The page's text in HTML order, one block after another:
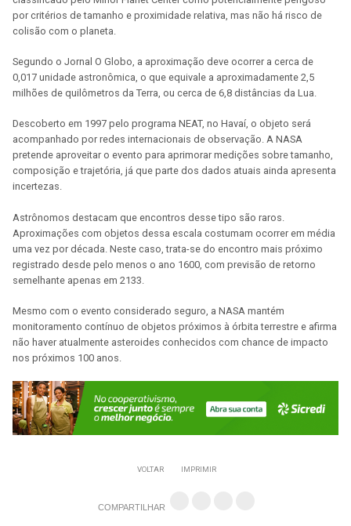
por critérios de tamanho e proximidade relativa, mas não há risco de
colisão com o planeta.
Segundo o Jornal O Globo, a aproximação deve ocorrer a cerca de
0,017 unidade astronômica, o que equivale a aproximadamente 2,5
milhões de quilômetros da Terra, ou cerca de 6,8 distâncias da Lua.
Descoberto em 1997 pelo programa NEAT, no Havaí, o objeto será
acompanhado por redes internacionais de observação. A NASA
pretende aproveitar o evento para aprimorar medições sobre tamanho,
composição e trajetória, já que parte dos dados atuais ainda apresenta
incertezas.
Astrônomos destacam que encontros desse tipo são raros.
Aproximações com objetos dessa escala costumam ocorrer em média
uma vez por década. Neste caso, trata-se do encontro mais próximo
registrado desde pelo menos o ano 1600, com previsão de retorno
semelhante apenas em 2133.
Mesmo com o evento considerado seguro, a NASA mantém
monitoramento contínuo de objetos próximos à órbita terrestre e afirma
não haver atualmente asteroides conhecidos com chance de impacto
nos próximos 100 anos.
VOLTAR IMPRIMIR
COMPARTILHAR